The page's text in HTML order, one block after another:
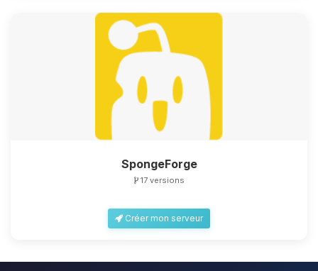
SpongeForge
17 versions
Créer mon serveur